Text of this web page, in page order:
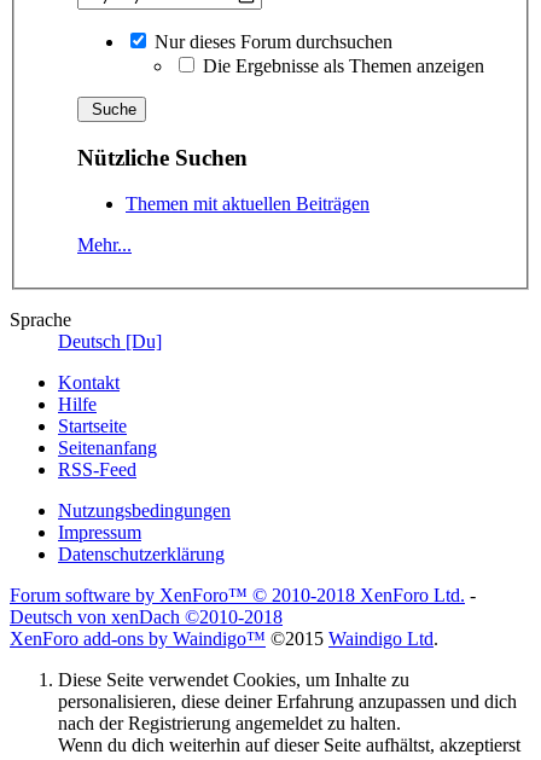
Nur dieses Forum durchsuchen
Die Ergebnisse als Themen anzeigen
Nützliche Suchen
Themen mit aktuellen Beiträgen
Mehr...
Sprache
Deutsch [Du]
Kontakt
Hilfe
Startseite
Seitenanfang
RSS-Feed
Nutzungsbedingungen
Impressum
Datenschutzerklärung
Forum software by XenForo™ © 2010-2018 XenForo Ltd. -
Deutsch von xenDach ©2010-2018
XenForo add-ons by Waindigo™ ©2015 Waindigo Ltd.
Diese Seite verwendet Cookies, um Inhalte zu
personalisieren, diese deiner Erfahrung anzupassen und dich
nach der Registrierung angemeldet zu halten.
Wenn du dich weiterhin auf dieser Seite aufhältst, akzeptierst